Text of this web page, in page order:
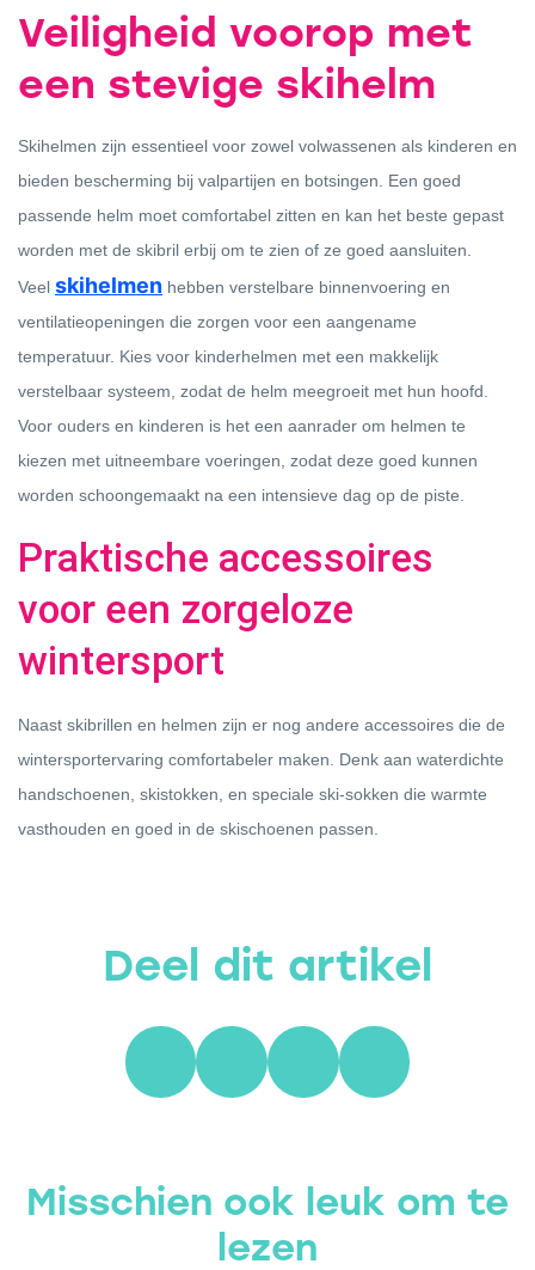
Veiligheid voorop met
een stevige skihelm
Skihelmen zijn essentieel voor zowel volwassenen als kinderen en
bieden bescherming bij valpartijen en botsingen. Een goed
passende helm moet comfortabel zitten en kan het beste gepast
worden met de skibril erbij om te zien of ze goed aansluiten.
Veel skihelmen hebben verstelbare binnenvoering en
ventilatieopeningen die zorgen voor een aangename
temperatuur. Kies voor kinderhelmen met een makkelijk
verstelbaar systeem, zodat de helm meegroeit met hun hoofd.
Voor ouders en kinderen is het een aanrader om helmen te
kiezen met uitneembare voeringen, zodat deze goed kunnen
worden schoongemaakt na een intensieve dag op de piste.
Praktische accessoires
voor een zorgeloze
wintersport
Naast skibrillen en helmen zijn er nog andere accessoires die de
wintersportervaring comfortabeler maken. Denk aan waterdichte
handschoenen, skistokken, en speciale ski-sokken die warmte
vasthouden en goed in de skischoenen passen.
Deel dit artikel
Misschien ook leuk om te
lezen